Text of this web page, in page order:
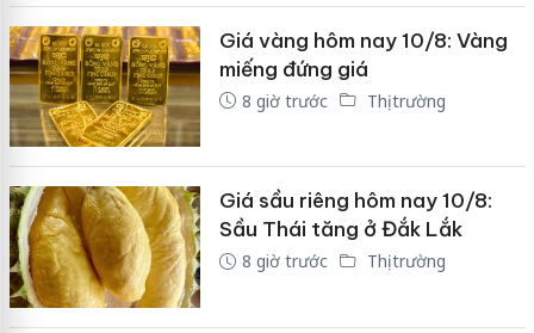
Giá vàng hôm nay 10/8: Vàng
miếng đứng giá
8 giờ trước Thị trường
Giá sầu riêng hôm nay 10/8:
Sầu Thái tăng ở Đắk Lắk
8 giờ trước Thị trường